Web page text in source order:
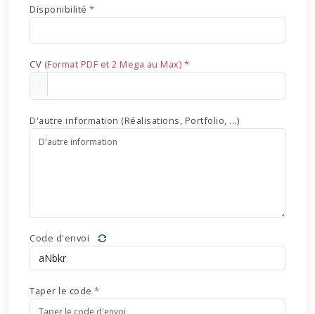
Disponibilité *
CV (Format PDF et 2 Mega au Max) *
D'autre information (Réalisations, Portfolio, ...)
Code d'envoi
Taper le code *